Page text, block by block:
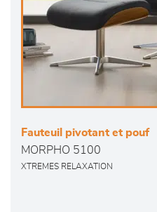
Fauteuil pivotant et pouf
MORPHO 5100
XTREMES RELAXATION